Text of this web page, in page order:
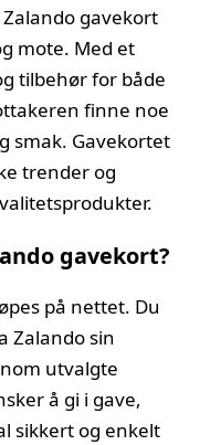
gavekort
mote. Med et
tilbehør for både
finne noe
smak. Gavekortet
trender og
gavekort?
på nettet. Du
Zalando sin
utvalgte
å gi i gave,
sikkert og enkelt